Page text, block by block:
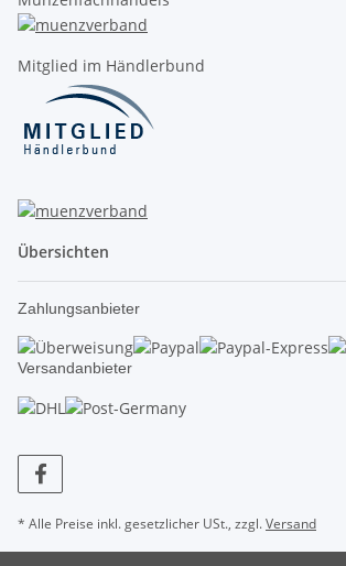
Mitglied im Händlerbund
Übersichten
Zahlungsanbieter
Versandanbieter
* Alle Preise inkl. gesetzlicher USt., zzgl.Versand